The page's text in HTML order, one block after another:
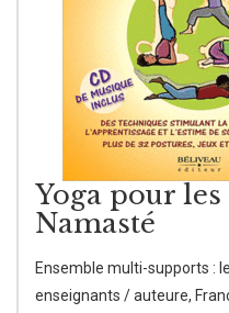
Yoga pour
Namasté
Ensemble multi-supports :
enseignants / auteure,